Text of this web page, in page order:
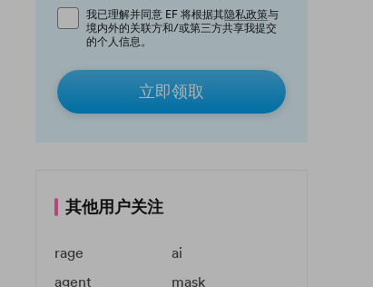
我已理解并同意 EF 将根据其隐私政策与
境内外的关联方和/或第三方共享我提交
的个人信息。
立即领取
其他用户关注
rage
ai
agent
mask